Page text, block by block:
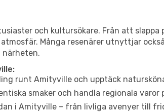
och kultursökare. Från att
Många resenärer utnyttjar
närheten.
runt Amityville och upptäck
smaker och handla regionala varor
i Amityville – från livliga avenyer till